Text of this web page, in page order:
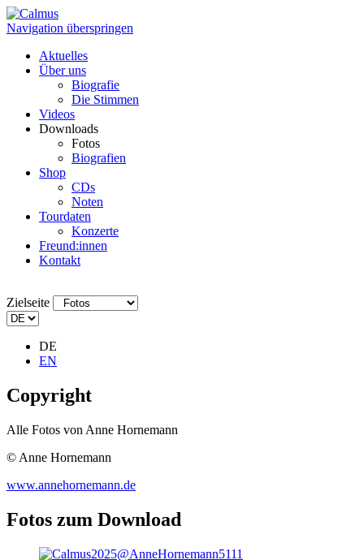
Navigation überspringen
Aktuelles
Über uns
Biografie
Die Stimmen
Videos
Downloads
Fotos
Biografien
Shop
CDs
Noten
Tourdaten
Konzerte
Freund:innen
Kontakt
Zielseite
DE
EN
Copyright
Alle Fotos von Anne Hornemann
© Anne Hornemann
www.annehornemann.de
Fotos zum Download